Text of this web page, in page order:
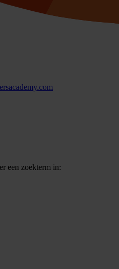
een zoekterm in: